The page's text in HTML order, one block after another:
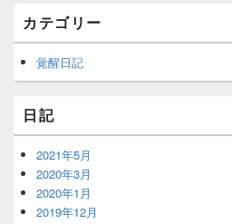
リ
ア
カテゴリー
覚醒日記
日記
2021年5月
2020年3月
2020年1月
2019年12月